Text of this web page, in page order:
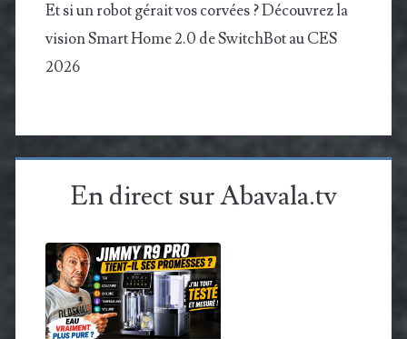
Et si un robot gérait vos corvées ? Découvrez la
vision Smart Home 2.0 de SwitchBot au CES
2026
En direct sur Abavala.tv